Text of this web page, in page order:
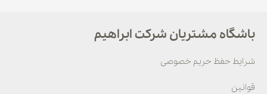
باشگاه مشتریان شرکت ابراهیم
شرایط حفظ حریم خصوصی
قوانین